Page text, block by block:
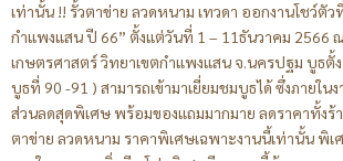
เท่านั้น !! รั้วตาข่าย ลวดหนาม เทวดา ออกงานโชว์ตัว
กำแพงแสน ปี 66” ตั้งแต่วันที่ 1 – 11ธันวาคม 2566
เกษตรศาสตร์ วิทยาเขตกำแพงแสน จ.นครปฐม บูธ
บูธที่ 90 -91 ) สามารถเข้ามาเยี่ยมชมบูธได้ ซึ่งภายใน
ส่วนลดสุดพิเศษ พร้อมของแถมมากมาย ลดราคาทั้งร้า
ตาข่าย ลวดหนาม ราคาพิเศษเฉพาะงานนี้เท่านั้น พิเ